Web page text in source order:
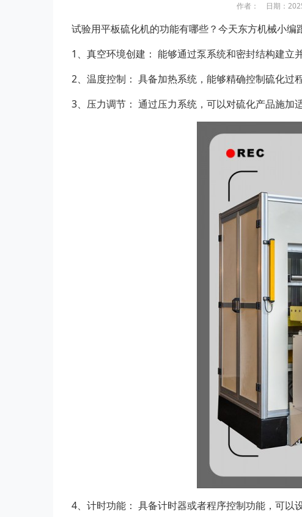
作者： 日期：
试验用平板硫化机的功能有哪些？今天东方机械小编
1、真空环境创建： 能够通过泵系统和密封结构建立
2、温度控制： 具备加热系统，能够精确控制硫化过
3、压力调节： 通过压力系统，可以对硫化产品施加
4、计时功能： 具备计时器或者程序控制功能，可以